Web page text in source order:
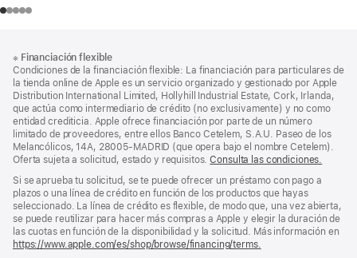
a
pie
de
página
al
pie
※ Financiación flexible
Condiciones de la financiación flexible: La financiación para particulares de
la tienda online de Apple es un servicio organizado y gestionado por Apple
Distribution International Limited, Hollyhill Industrial Estate, Cork, Irlanda,
que actúa como intermediario de crédito (no exclusivamente) y no como
entidad crediticia. Apple ofrece financiación por parte de un número
limitado de proveedores, entre ellos Banco Cetelem, S.A.U. Paseo de los
Melancólicos, 14A, 28005-MADRID (que opera bajo el nombre Cetelem).
Oferta sujeta a solicitud, estado y requisitos.Consulta las condiciones.
Si se aprueba tu solicitud, se te puede ofrecer un préstamo con pago a
plazos o una línea de crédito en función de los productos que hayas
seleccionado. La línea de crédito es flexible, de modo que, una vez abierta,
se puede reutilizar para hacer más compras a Apple y elegir la duración de
las cuotas en función de la disponibilidad y la solicitud. Más información en
https://www.apple.com/es/shop/browse/financing/terms.